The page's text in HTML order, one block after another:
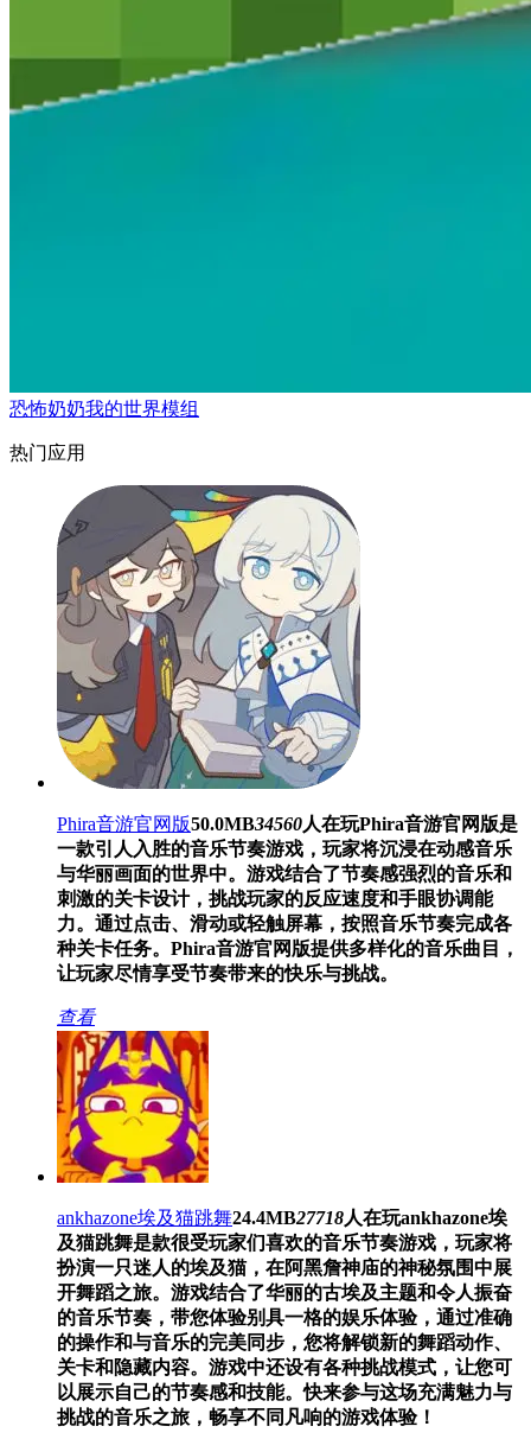
恐怖奶奶我的世界模组
热门应用
Phira音游官网版50.0MB34560人在玩Phira音游官网版是
一款引人入胜的音乐节奏游戏，玩家将沉浸在动感音乐
与华丽画面的世界中。游戏结合了节奏感强烈的音乐和
刺激的关卡设计，挑战玩家的反应速度和手眼协调能
力。通过点击、滑动或轻触屏幕，按照音乐节奏完成各
种关卡任务。Phira音游官网版提供多样化的音乐曲目，
让玩家尽情享受节奏带来的快乐与挑战。
查看
ankhazone埃及猫跳舞24.4MB27718人在玩ankhazone埃
及猫跳舞是款很受玩家们喜欢的音乐节奏游戏，玩家将
扮演一只迷人的埃及猫，在阿黑詹神庙的神秘氛围中展
开舞蹈之旅。游戏结合了华丽的古埃及主题和令人振奋
的音乐节奏，带您体验别具一格的娱乐体验，通过准确
的操作和与音乐的完美同步，您将解锁新的舞蹈动作、
关卡和隐藏内容。游戏中还设有各种挑战模式，让您可
以展示自己的节奏感和技能。快来参与这场充满魅力与
挑战的音乐之旅，畅享不同凡响的游戏体验！